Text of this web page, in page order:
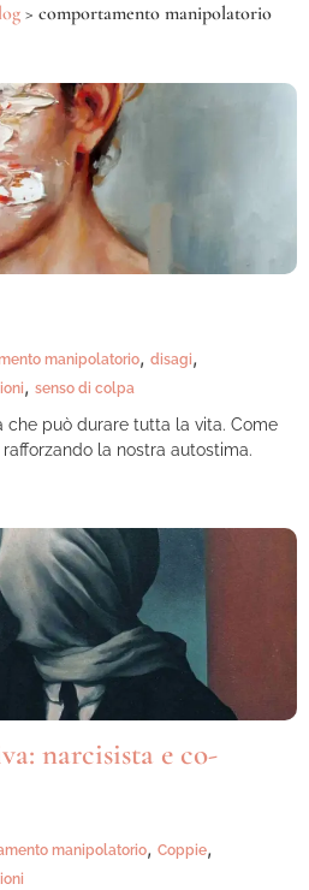
> comportamento manipolatorio
manipolatorio, disagi,
, senso di colpa
che può durare tutta la vita. Come
la nostra autostima.
narcisista e co-
manipolatorio, Coppie,